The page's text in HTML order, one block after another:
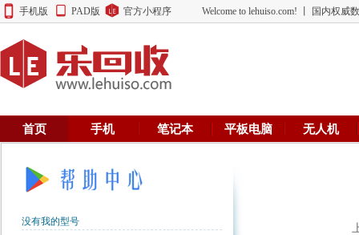
手机版 PAD版 官方小程序 Welcome to lehuiso.com! 丨 国内权威
首页 手机 笔记本 平板电脑 无人机
没有我的型号
上门